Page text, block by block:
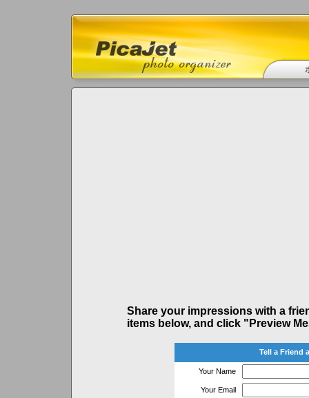
Share your impressions with a
items below, and click "Preview
Tell a Friend
Your Name
Your Email